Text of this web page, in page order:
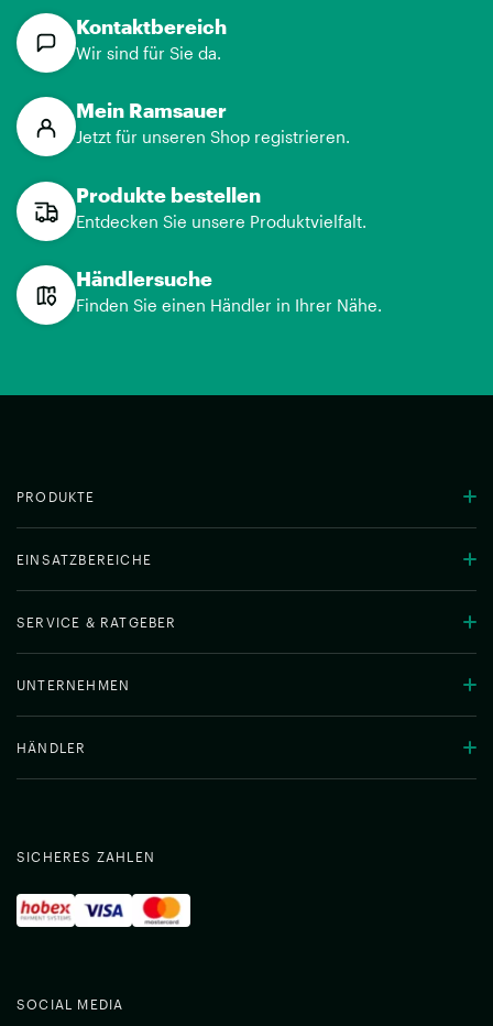
Kontaktbereich
Wir sind für Sie da.
Mein Ramsauer
Jetzt für unseren Shop registrieren.
Produkte bestellen
Entdecken Sie unsere Produktvielfalt.
Händlersuche
Finden Sie einen Händler in Ihrer Nähe.
PRODUKTE
EINSATZBEREICHE
SERVICE & RATGEBER
UNTERNEHMEN
HÄNDLER
SICHERES ZAHLEN
SOCIAL MEDIA